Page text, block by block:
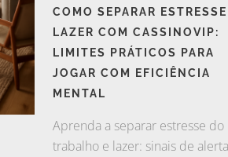
COMO SEPARAR
LAZER COM CASSINOVIP:
LIMITES PRÁTICOS PARA
JOGAR COM EFICIÊNCIA
MENTAL
Aprenda a separar estresse do
trabalho e lazer: sinais de